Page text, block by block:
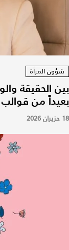
شؤون المرأة
بين الحقيقة
بعيداً من
18 حزيران 2026